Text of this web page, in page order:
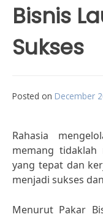
Bisnis
Sukses
Posted on December
Rahasia
memang tidaklah
yang tepat dan
menjadi sukses
Menurut Pakar